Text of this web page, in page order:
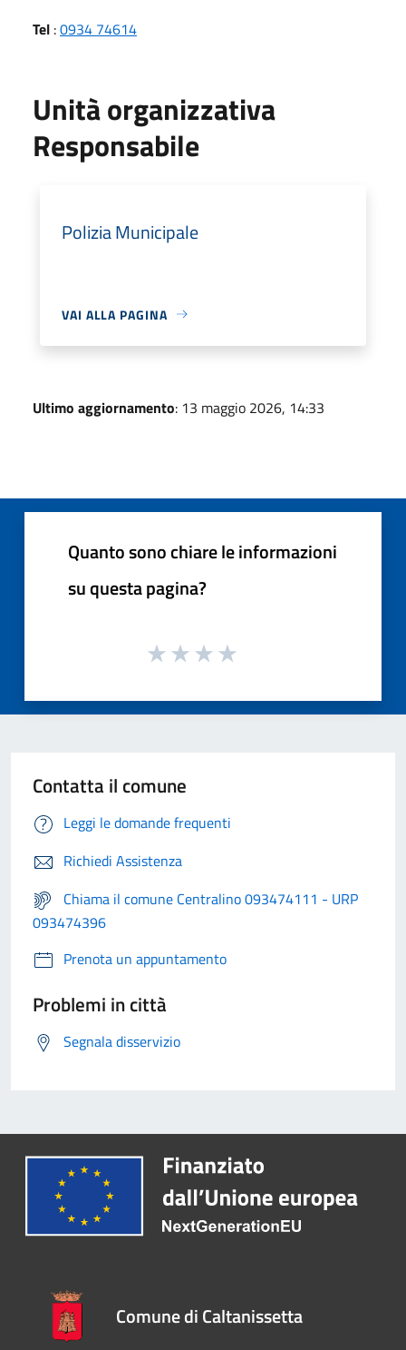
Tel :0934 74614
Unità organizzativa
Responsabile
Polizia Municipale
VAI ALLA PAGINA
Ultimo aggiornamento: 13 maggio 2026, 14:33
Quanto sono chiare le informazioni
su questa pagina?
Contatta il comune
Leggi le domande frequenti
Richiedi Assistenza
Chiama il comune Centralino 093474111 - URP
093474396
Prenota un appuntamento
Problemi in città
Segnala disservizio
Comune di Caltanissetta